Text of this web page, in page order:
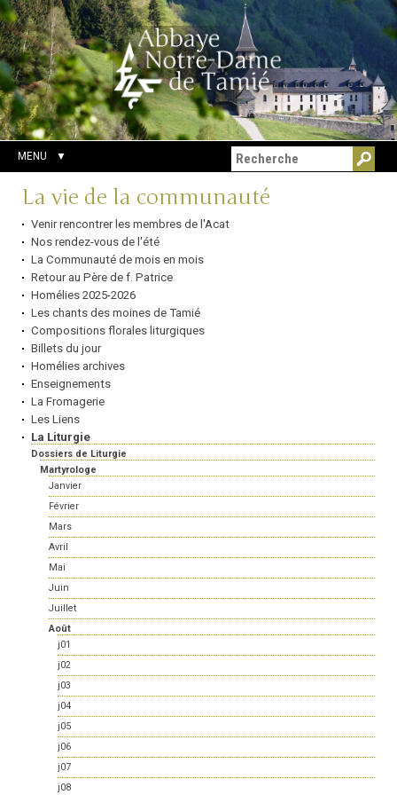
Aller
au
contenu.
|
Aller
à
la
navigation
Outils
personnels
Chercher par
Recherche
avancée…
MENU
Navigation
La vie de la communauté
Venir rencontrer les membres de l'Acat
Nos rendez-vous de l'été
La Communauté de mois en mois
Retour au Père de f. Patrice
Homélies 2025-2026
Les chants des moines de Tamié
Compositions florales liturgiques
Billets du jour
Homélies archives
Enseignements
La Fromagerie
Les Liens
La Liturgie
Dossiers de Liturgie
Martyrologe
Janvier
Février
Mars
Avril
Mai
Juin
Juillet
Août
j01
j02
j03
j04
j05
j06
j07
j08